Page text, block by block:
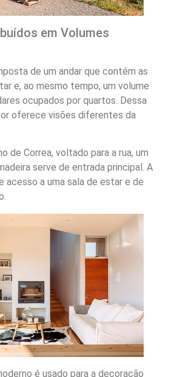
em Volumes
de um andar que contém as
e, ao mesmo tempo, um volume
ocupados por quartos. Dessa
oferece visões diferentes da
de Correa, voltado para a rua, um
serve de entrada principal. A
acesso a uma sala de estar e de
é usado para a decoração